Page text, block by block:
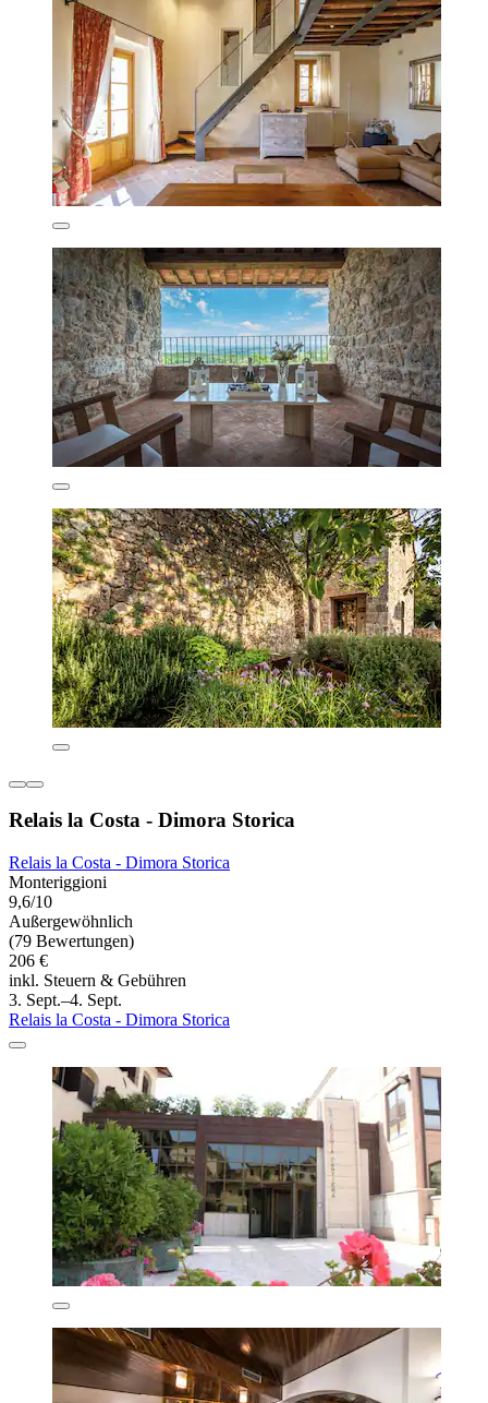
Relais la Costa - Dimora Storica
Relais la Costa - Dimora Storica
Monteriggioni
9,6/10
Außergewöhnlich
(79 Bewertungen)
206 €
inkl. Steuern & Gebühren
3. Sept.–4. Sept.
Relais la Costa - Dimora Storica